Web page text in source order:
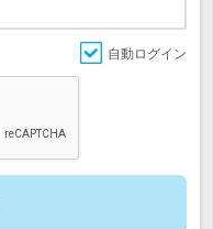
自動ログイン